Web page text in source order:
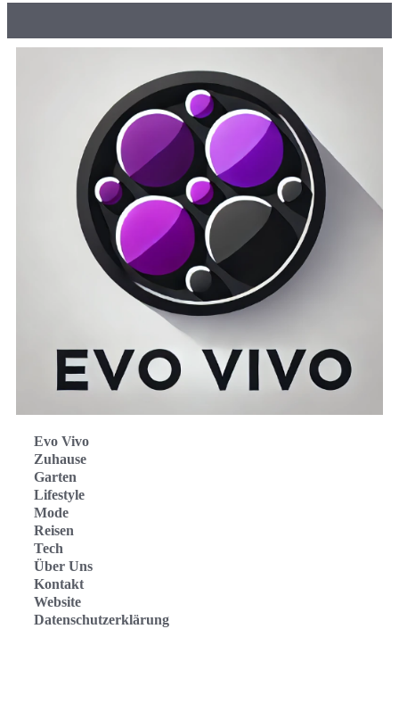
Evo Vivo
Zuhause
Garten
Lifestyle
Mode
Reisen
Tech
Über Uns
Kontakt
Website
Datenschutzerklärung